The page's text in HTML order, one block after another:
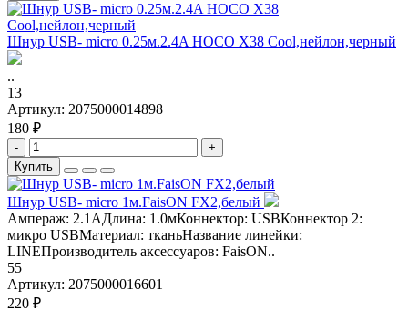
Шнур USB- micro 0.25м.2.4A HOCO X38 Cool,нейлон,черный
..
13
Артикул: 2075000014898
180 ₽
-
+
Купить
Шнур USB- micro 1м.FaisON FX2,белый
Ампераж: 2.1AДлина: 1.0мКоннектор: USBКоннектор 2:
микро USBМатериал: тканьНазвание линейки:
LINEПроизводитель аксессуаров: FaisON..
55
Артикул: 2075000016601
220 ₽